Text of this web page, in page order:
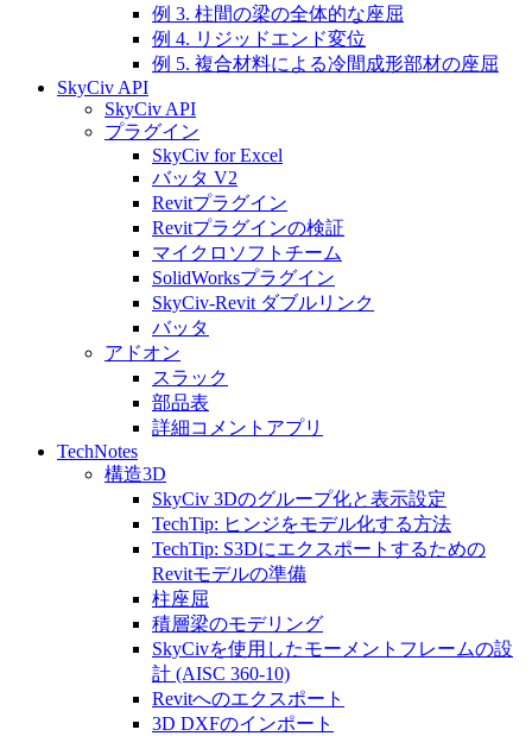
例 3. 柱間の梁の全体的な座屈
例 4. リジッドエンド変位
例 5. 複合材料による冷間成形部材の座屈
SkyCiv API
SkyCiv API
プラグイン
SkyCiv for Excel
バッタ V2
Revitプラグイン
Revitプラグインの検証
マイクロソフトチーム
SolidWorksプラグイン
SkyCiv-Revit ダブルリンク
バッタ
アドオン
スラック
部品表
詳細コメントアプリ
TechNotes
構造3D
SkyCiv 3Dのグループ化と表示設定
TechTip: ヒンジをモデル化する方法
TechTip: S3Dにエクスポートするための
Revitモデルの準備
柱座屈
積層梁のモデリング
SkyCivを使用したモーメントフレームの設
計 (AISC 360-10)
Revitへのエクスポート
3D DXFのインポート